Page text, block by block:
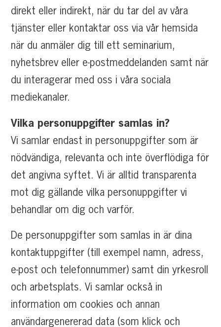
direkt eller indirekt, när du tar del av våra
tjänster eller kontaktar oss via vår hemsida
när du anmäler dig till ett seminarium,
nyhetsbrev eller e-postmeddelanden samt när
du interagerar med oss i våra sociala
mediekanaler.
Vilka personuppgifter samlas in?
Vi samlar endast in personuppgifter som är
nödvändiga, relevanta och inte överflödiga för
det angivna syftet. Vi är alltid transparenta
mot dig gällande vilka personuppgifter vi
behandlar om dig och varför.
De personuppgifter som samlas in är dina
kontaktuppgifter (till exempel namn, adress,
e-post och telefonnummer) samt din yrkesroll
och arbetsplats. Vi samlar också in
information om cookies och annan
användargenererad data (som klick och